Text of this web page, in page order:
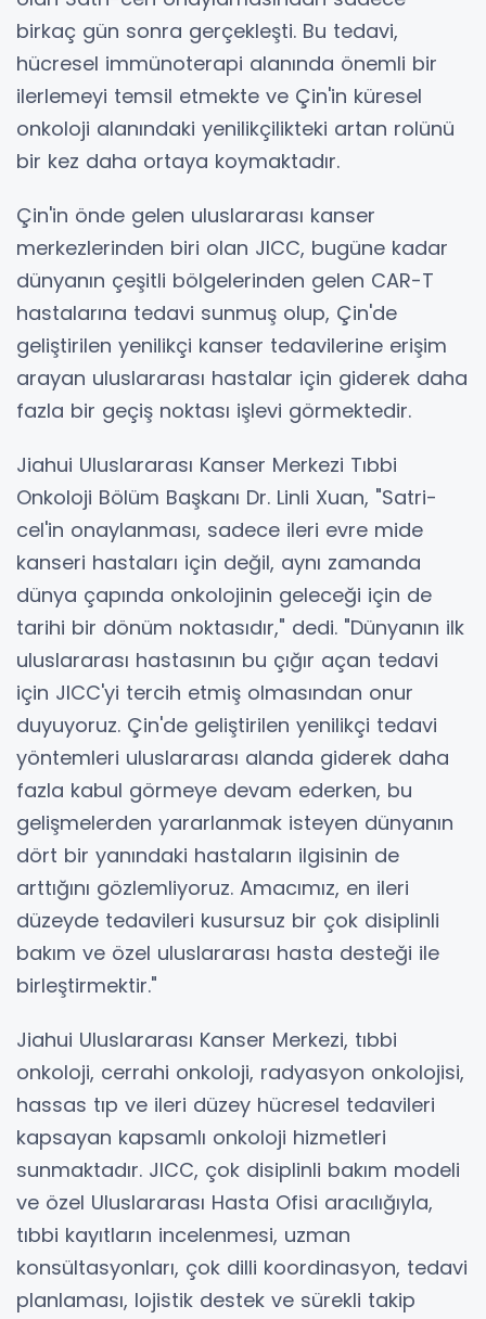
birkaç gün sonra gerçekleşti. Bu tedavi,
hücresel immünoterapi alanında önemli bir
ilerlemeyi temsil etmekte ve Çin'in küresel
onkoloji alanındaki yenilikçilikteki artan rolünü
bir kez daha ortaya koymaktadır.
Çin'in önde gelen uluslararası kanser
merkezlerinden biri olan JICC, bugüne kadar
dünyanın çeşitli bölgelerinden gelen CAR-T
hastalarına tedavi sunmuş olup, Çin'de
geliştirilen yenilikçi kanser tedavilerine erişim
arayan uluslararası hastalar için giderek daha
fazla bir geçiş noktası işlevi görmektedir.
Jiahui Uluslararası Kanser Merkezi Tıbbi
Onkoloji Bölüm Başkanı Dr. Linli Xuan, "Satri-
cel'in onaylanması, sadece ileri evre mide
kanseri hastaları için değil, aynı zamanda
dünya çapında onkolojinin geleceği için de
tarihi bir dönüm noktasıdır," dedi. "Dünyanın ilk
uluslararası hastasının bu çığır açan tedavi
için JICC'yi tercih etmiş olmasından onur
duyuyoruz. Çin'de geliştirilen yenilikçi tedavi
yöntemleri uluslararası alanda giderek daha
fazla kabul görmeye devam ederken, bu
gelişmelerden yararlanmak isteyen dünyanın
dört bir yanındaki hastaların ilgisinin de
arttığını gözlemliyoruz. Amacımız, en ileri
düzeyde tedavileri kusursuz bir çok disiplinli
bakım ve özel uluslararası hasta desteği ile
birleştirmektir."
Jiahui Uluslararası Kanser Merkezi, tıbbi
onkoloji, cerrahi onkoloji, radyasyon onkolojisi,
hassas tıp ve ileri düzey hücresel tedavileri
kapsayan kapsamlı onkoloji hizmetleri
sunmaktadır. JICC, çok disiplinli bakım modeli
ve özel Uluslararası Hasta Ofisi aracılığıyla,
tıbbi kayıtların incelenmesi, uzman
konsültasyonları, çok dilli koordinasyon, tedavi
planlaması, lojistik destek ve sürekli takip